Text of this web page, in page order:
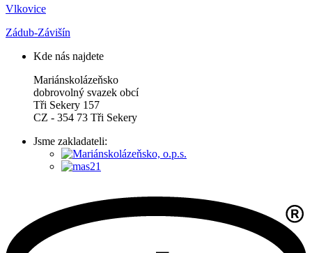
Vlkovice
Zádub-Závišín
Kde nás najdete
Mariánskolázeňsko
dobrovolný svazek obcí
Tři Sekery 157
CZ - 354 73 Tři Sekery
Jsme zakladateli: